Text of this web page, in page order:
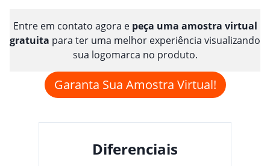
Entre em contato agora e peça uma amostra virtual
gratuita para ter uma melhor experiência visualizando
sua logomarca no produto.
Garanta Sua Amostra Virtual!
Diferenciais